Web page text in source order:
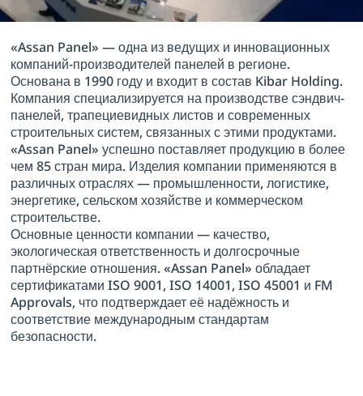
«Assan Panel» — одна из ведущих и инновационных
компаний-производителей панелей в регионе.
Основана в 1990 году и входит в состав Kibar Holding.
Компания специализируется на производстве сэндвич-
панелей, трапециевидных листов и современных
строительных систем, связанных с этими продуктами.
«Assan Panel» успешно поставляет продукцию в более
чем 85 стран мира. Изделия компании применяются в
различных отраслях — промышленности, логистике,
энергетике, сельском хозяйстве и коммерческом
строительстве.
Основные ценности компании — качество,
экологическая ответственность и долгосрочные
партнёрские отношения. «Assan Panel» обладает
сертификатами ISO 9001, ISO 14001, ISO 45001 и FM
Approvals, что подтверждает её надёжность и
соответствие международным стандартам
безопасности.